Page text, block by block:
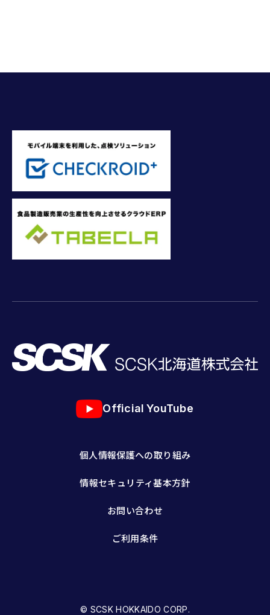
Official YouTube
個人情報保護への取り組み
情報セキュリティ基本方針
お問い合わせ
ご利用条件
© SCSK HOKKAIDO CORP.